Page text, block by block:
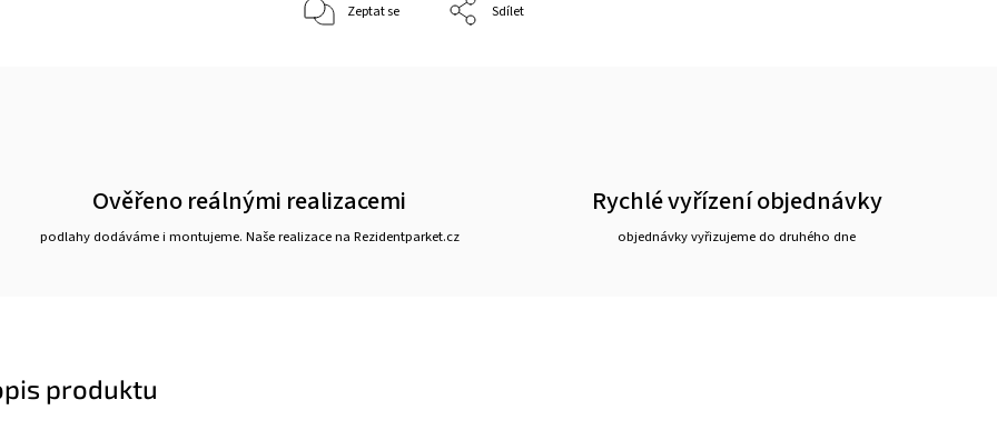
Zeptat se Sdílet
Ověřeno reálnými realizacemi
podlahy dodáváme i montujeme. Naše realizace na Rezidentparket.cz
Rychlé vyřízení objednávky
objednávky vyřizujeme do druhého dne
produktu